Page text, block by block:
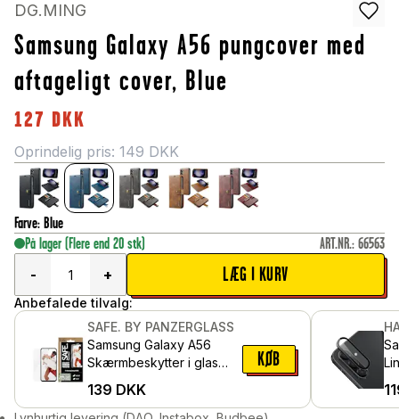
DG.MING
Samsung Galaxy A56 pungcover med
aftageligt cover, Blue
127 DKK
Oprindelig pris: 149 DKK
Farve: Blue
På lager (Flere end 20 stk) ART.NR.: 66563
-
+ LÆG I KURV
Anbefalede tilvalg:
SAFE. BY PANZERGLASS
Samsung Galaxy A56
Skærmbeskytter i glas
Ultra Wide Fit
139 DKK
KØB